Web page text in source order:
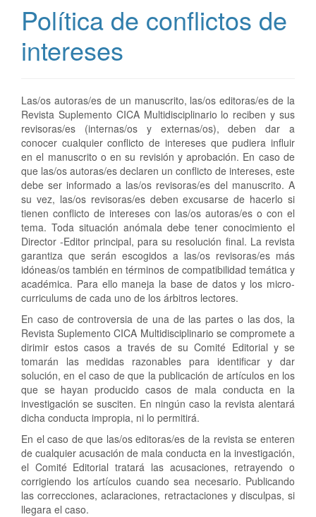
Política de conflictos de
intereses
Las/os autoras/es de un manuscrito, las/os editoras/es de la
Revista Suplemento CICA Multidisciplinario lo reciben y sus
revisoras/es (internas/os y externas/os), deben dar a
conocer cualquier conflicto de intereses que pudiera influir
en el manuscrito o en su revisión y aprobación. En caso de
que las/os autoras/es declaren un conflicto de intereses, este
debe ser informado a las/os revisoras/es del manuscrito. A
su vez, las/os revisoras/es deben excusarse de hacerlo si
tienen conflicto de intereses con las/os autoras/es o con el
tema. Toda situación anómala debe tener conocimiento el
Director -Editor principal, para su resolución final. La revista
garantiza que serán escogidos a las/os revisoras/es más
idóneas/os también en términos de compatibilidad temática y
académica. Para ello maneja la base de datos y los micro-
curriculums de cada uno de los árbitros lectores.
En caso de controversia de una de las partes o las dos, la
Revista Suplemento CICA Multidisciplinario se compromete a
dirimir estos casos a través de su Comité Editorial y se
tomarán las medidas razonables para identificar y dar
solución, en el caso de que la publicación de artículos en los
que se hayan producido casos de mala conducta en la
investigación se susciten. En ningún caso la revista alentará
dicha conducta impropia, ni lo permitirá.
En el caso de que las/os editoras/es de la revista se enteren
de cualquier acusación de mala conducta en la investigación,
el Comité Editorial tratará las acusaciones, retrayendo o
corrigiendo los artículos cuando sea necesario. Publicando
las correcciones, aclaraciones, retractaciones y disculpas, si
llegara el caso.